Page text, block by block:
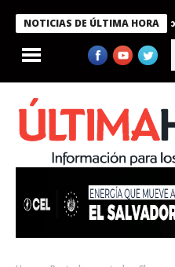
NOTICIAS DE ÚLTIMA HORA
Bukele condecora a